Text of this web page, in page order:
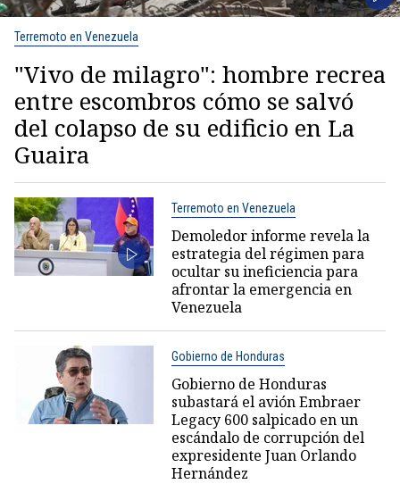
Terremoto en Venezuela
"Vivo de milagro": hombre recrea
entre escombros cómo se salvó
del colapso de su edificio en La
Guaira
Terremoto en Venezuela
Demoledor informe revela la
estrategia del régimen para
ocultar su ineficiencia para
afrontar la emergencia en
Venezuela
Gobierno de Honduras
Gobierno de Honduras
subastará el avión Embraer
Legacy 600 salpicado en un
escándalo de corrupción del
expresidente Juan Orlando
Hernández